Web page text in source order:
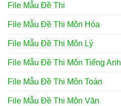
File Mẫu Đề Thi
File Mẫu Đề Thi Môn Hóa
File Mẫu Đề Thi Môn Lý
File Mẫu Đề Thi Môn Tiếng Anh
File Mẫu Đề Thi Môn Toán
File Mẫu Đề Thi Môn Văn